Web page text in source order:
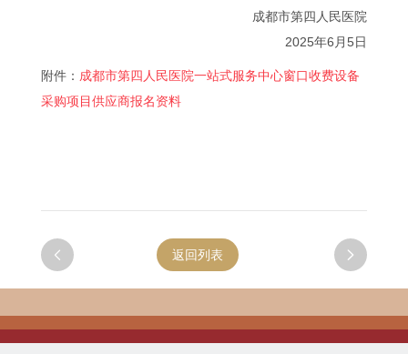
成都市第四人民医院
2025年6月5日
附件： 成都市第四人民医院一站式服务中心窗口收费设备
采购项目供应商报名资料
 
返回列表